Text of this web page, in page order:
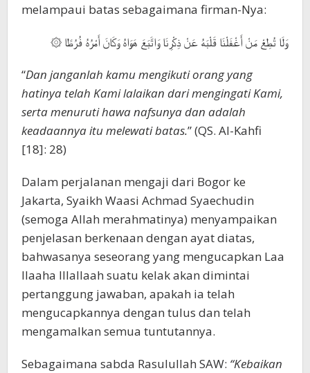
melampaui batas sebagaimana firman-Nya:
وَلَا تُطِعْ مَنْ أَغْفَلْنَا قَلْبَهُ عَنْ ذِكْرِنَا وَاتَّبَعَ هَوَاهُ وَكَانَ أَمْرُهُ فُرُطًا ۞
“Dan janganlah kamu mengikuti orang yang
hatinya telah Kami lalaikan dari mengingati Kami,
serta menuruti hawa nafsunya dan adalah
keadaannya itu melewati batas.” (QS. Al-Kahfi
[18]: 28)
Dalam perjalanan mengaji dari Bogor ke
Jakarta, Syaikh Waasi Achmad Syaechudin
(semoga Allah merahmatinya) menyampaikan
penjelasan berkenaan dengan ayat diatas,
bahwasanya seseorang yang mengucapkan Laa
Ilaaha Illallaah suatu kelak akan dimintai
pertanggung jawaban, apakah ia telah
mengucapkannya dengan tulus dan telah
mengamalkan semua tuntutannya.
Sebagaimana sabda Rasulullah SAW: “Kebaikan